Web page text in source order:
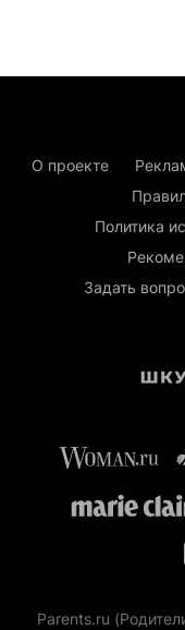
О проекте
Политика
Задать
Parents.ru